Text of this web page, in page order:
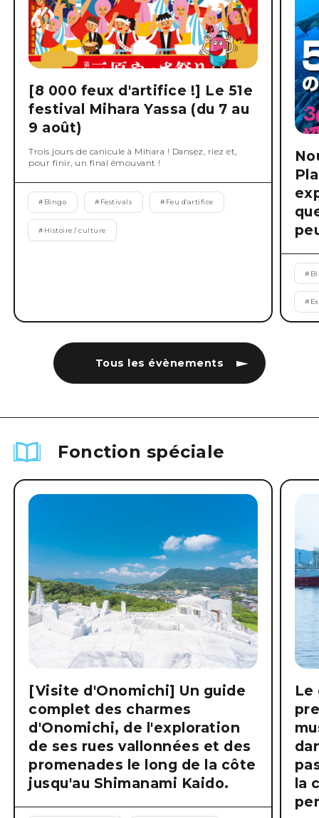
Tous les évènements
[8 000 feux d'artifice !] Le 51e
festival Mihara Yassa (du 7 au
9 août)
Trois jours de canicule à Mihara ! Dansez, riez et,
pour finir, un final émouvant !
# Bingo # Festivals # Feu d'artifice
# Histoire / culture
#
#
Fonction spéciale
[Visite d'Onomichi] Un guide
complet des charmes
d'Onomichi, de l'exploration
de ses rues vallonnées et des
promenades le long de la côte
jusqu'au Shimanami Kaido.
Le
la